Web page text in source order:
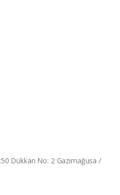
Dükkan No: 2 Gazimağusa /